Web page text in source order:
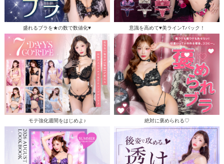
盛れるブラを★の数で数値化♥ 意識を高めて♥美ラインTバック！
モテ強化週間をはじめよ♪ 絶対に褒められる♡